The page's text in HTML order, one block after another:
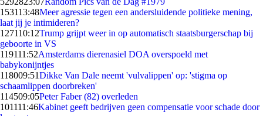
153113:48Meer agressie tegen een andersluidende politieke mening,
laat jij je intimideren?
127110:12Trump grijpt weer in op automatisch staatsburgerschap bij
geboorte in VS
119111:52Amsterdams dierenasiel DOA overspoeld met
babykonijntjes
118009:51Dikke Van Dale neemt 'vulvalippen' op: 'stigma op
schaamlippen doorbreken'
114509:05Peter Faber (82) overleden
101111:46Kabinet geeft bedrijven geen compensatie voor schade door